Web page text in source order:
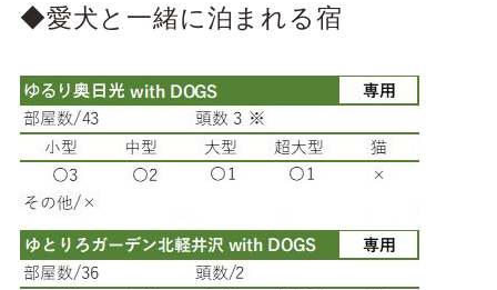
◆愛犬と一緒に泊まれる宿